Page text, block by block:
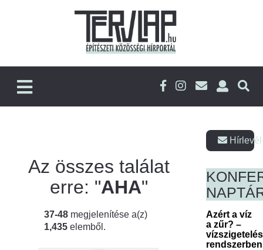
Az összes találat
erre: "AHA"
37-48 megjelenítése a(z)
1,435 elemből.
Azért a víz
a zűr? –